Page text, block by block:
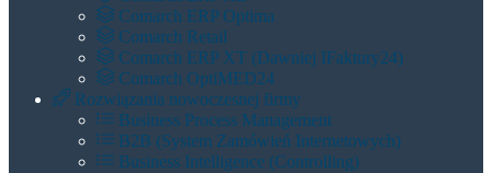
Comarch ERP Optima
Comarch Retail
Comarch ERP XT (dawniej IFaktury24)
Comarch OptiMED24
Rozwiązania nowoczesnej firmy
Business Process Management
B2B (System Zamówień Internetowych)
Business Intelligence (Controlling)